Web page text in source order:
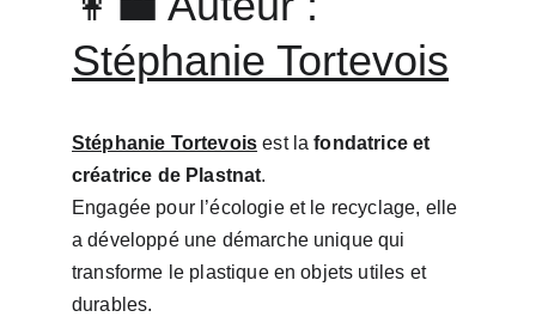
Stéphanie Tortevois
Stéphanie Tortevois est la fondatrice et
créatrice de Plastnat.
Engagée pour l’écologie et le recyclage, elle
a développé une démarche unique qui
transforme le plastique en objets utiles et
durables.